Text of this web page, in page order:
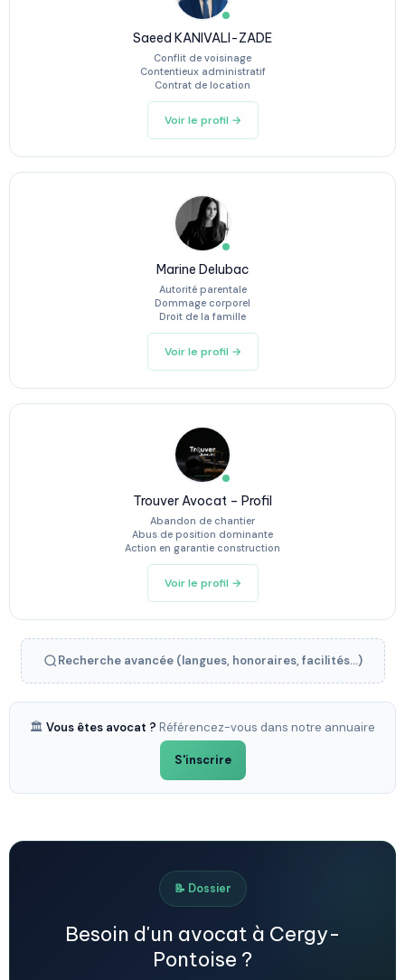
Saeed KANIVALI-ZADE
Conflit de voisinage
Contentieux administratif
Contrat de location
Voir le profil →
Marine Delubac
Autorité parentale
Dommage corporel
Droit de la famille
Voir le profil →
Trouver Avocat – Profil
Abandon de chantier
Abus de position dominante
Action en garantie construction
Voir le profil →
Recherche avancée (langues, honoraires, facilités...)
🏛️ Vous êtes avocat ? Référencez-vous dans notre annuaire
S'inscrire
📝 Dossier
Besoin d'un avocat à Cergy-
Pontoise ?